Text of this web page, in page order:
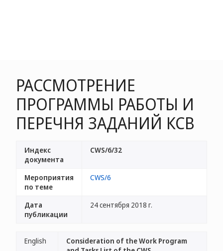
РАССМОТРЕНИЕ
ПРОГРАММЫ РАБОТЫ И
ПЕРЕЧНЯ ЗАДАНИЙ КСВ
Индекс
документа
CWS/6/32
Мероприятия
по теме
CWS/6
Дата
публикации
24 сентября 2018 г.
English
Consideration of the Work Program